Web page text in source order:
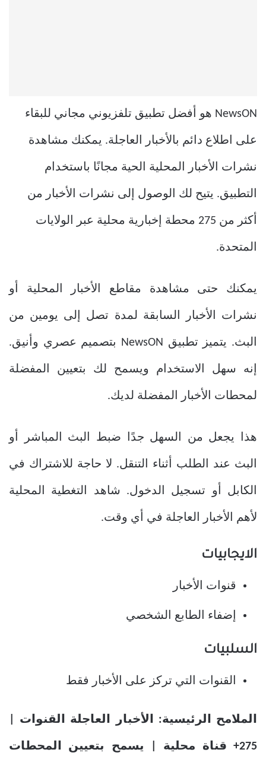
NewsON هو أفضل تطبيق تلفزيوني مجاني للبقاء
على اطلاع دائم بالأخبار العاجلة. يمكنك مشاهدة
نشرات الأخبار المحلية الحية مجانًا باستخدام
التطبيق. يتيح لك الوصول إلى نشرات الأخبار من
أكثر من 275 محطة إخبارية محلية عبر الولايات
المتحدة.
يمكنك حتى مشاهدة مقاطع الأخبار المحلية أو
نشرات الأخبار السابقة لمدة تصل إلى يومين من
البث. يتميز تطبيق NewsON بتصميم عصري وأنيق.
إنه سهل الاستخدام ويسمح لك بتعيين المفضلة
لمحطات الأخبار المفضلة لديك.
هذا يجعل من السهل جدًا ضبط البث المباشر أو
البث عند الطلب أثناء التنقل. لا حاجة للاشتراك في
الكابل أو تسجيل الدخول. شاهد التغطية المحلية
لأهم الأخبار العاجلة في أي وقت.
الايجابيات
قنوات الأخبار
إضفاء الطابع الشخصي
السلبيات
القنوات التي تركز على الأخبار فقط
الملامح الرئيسية: الأخبار العاجلة القنوات |
275+ قناة محلية | يسمح بتعيين المحطات